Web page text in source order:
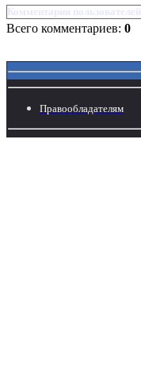
Комментарии пользователей:
Всего комментариев: 0
Правообладателям